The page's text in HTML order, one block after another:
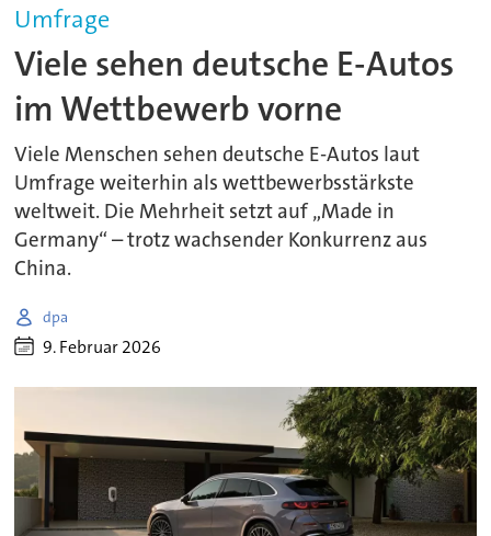
Umfrage
Viele sehen deutsche E-Autos
im Wettbewerb vorne
Viele Menschen sehen deutsche E-Autos laut
Umfrage weiterhin als wettbewerbsstärkste
weltweit. Die Mehrheit setzt auf „Made in
Germany“ – trotz wachsender Konkurrenz aus
China.
dpa
9. Februar 2026